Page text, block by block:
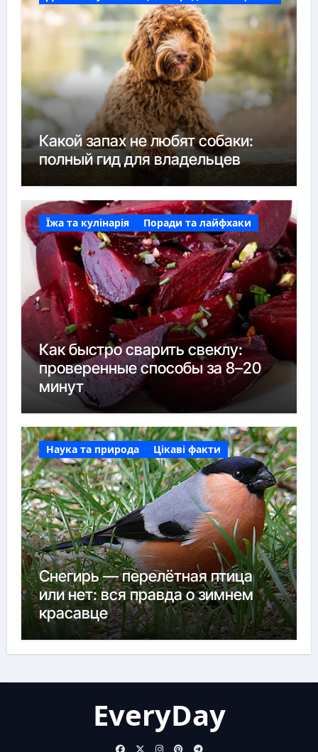
Какой запах не любят собаки:
полный гид для владельцев
Їжа та кулінарія Поради та лайфхаки
Как быстро сварить свеклу:
проверенные способы за 8–20
минут
Наука та природа Цікаві факти
Снегирь — перелётная птица
или нет: вся правда о зимнем
красавце
EveryDay